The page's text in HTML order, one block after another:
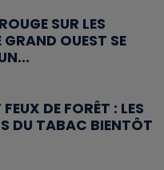
SUR LES
GRAND OUEST SE
DE FORÊT : LES
DU TABAC BIENTÔT